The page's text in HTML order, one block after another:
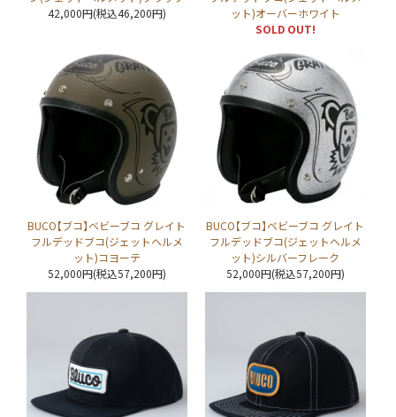
42,000円(税込46,200円)
ット)オーバーホワイト
SOLD OUT!
BUCO【ブコ】ベビーブコ グレイト
フルデッドブコ(ジェットヘルメ
ット)コヨーテ
52,000円(税込57,200円)
BUCO【ブコ】ベビーブコ グレイト
フルデッドブコ(ジェットヘルメ
ット)シルバーフレーク
52,000円(税込57,200円)